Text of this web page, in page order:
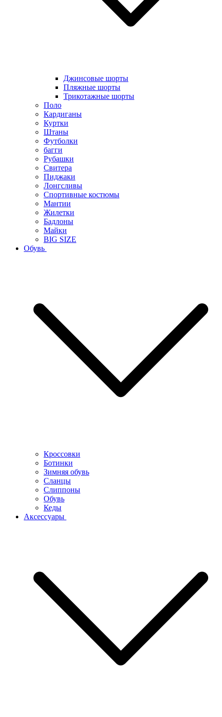
Джинсовые шорты
Пляжные шорты
Трикотажные шорты
Поло
Кардиганы
Куртки
Штаны
Футболки
багги
Рубашки
Свитера
Пиджаки
Лонгсливы
Спортивные костюмы
Мантии
Жилетки
Бадлоны
Майки
BIG SIZE
Обувь
Кроссовки
Ботинки
Зимняя обувь
Сланцы
Слиппоны
Обувь
Кеды
Аксессуары